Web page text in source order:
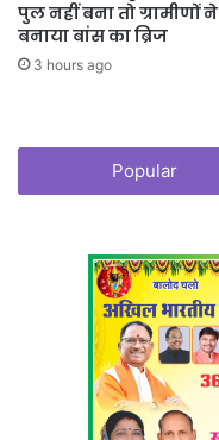
पुल नहीं बना तो ग्रामीणों ने
बनाया बांस का ब्रिज
3 hours ago
Popular